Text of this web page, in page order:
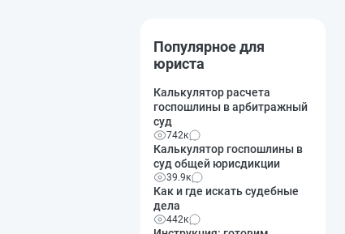
Популярное для
юриста
Калькулятор расчета
госпошлины в арбитражный
суд
742к
Калькулятор госпошлины в
суд общей юрисдикции
39.9к
Как и где искать судебные
дела
442к